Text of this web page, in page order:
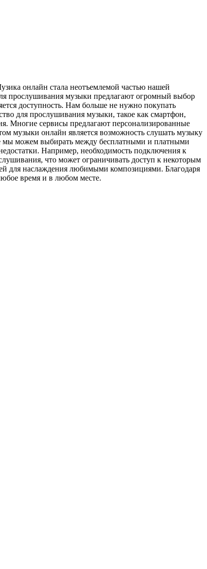
онлайн стала неотъемлемой частью нашей
прослушивания музыки предлагают огромный выбор
доступность. Нам больше не нужно покупать
для прослушивания музыки, такое как смартфон,
Многие сервисы предлагают персонализированные
музыки онлайн является возможность слушать музыку
мы можем выбирать между бесплатными и платными
Например, необходимость подключения к
что может ограничивать доступ к некоторым
для наслаждения любимыми композициями. Благодаря
время и в любом месте.